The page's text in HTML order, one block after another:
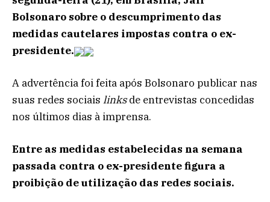
Bolsonaro sobre o descumprimento das
medidas cautelares impostas contra o ex-
presidente.
A advertência foi feita após Bolsonaro publicar nas
suas redes sociais linksde entrevistas concedidas
nos últimos dias à imprensa.
Entre as medidas estabelecidas na semana
passada contra o ex-presidente figura a
proibição de utilização das redes sociais.